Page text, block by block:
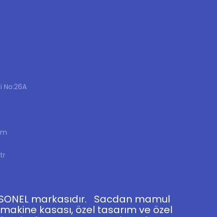
No:26A
markasıdır. Sacdan mamul
kasası, özel tasarım ve özel